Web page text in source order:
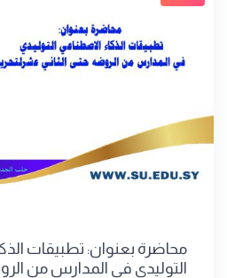
محاضرة بعنوان: تطبيقات
التوليدي في المدارس من الروضه حتى الثاني عشر